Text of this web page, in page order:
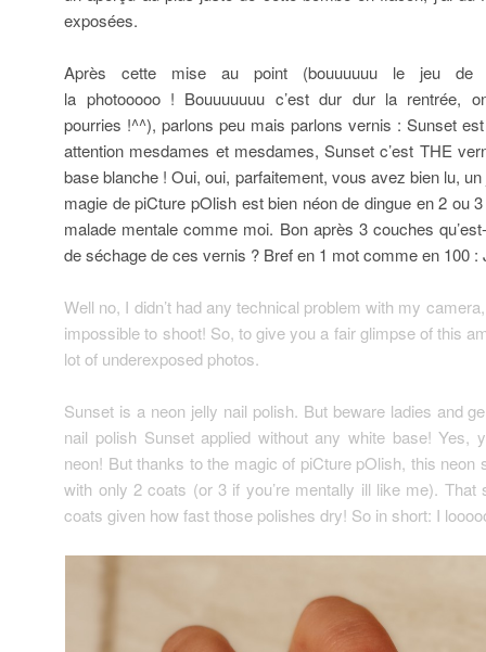
exposées.
Après cette mise au point (bouuuuuu le jeu de
la photooooo ! Bouuuuuuu c’est dur dur la rentrée,
pourries !^^), parlons peu mais parlons vernis : Sunset
attention mesdames et mesdames, Sunset c’est THE
base blanche ! Oui, oui, parfaitement, vous avez bien lu,
magie de piCture pOlish est bien néon de dingue en 2 ou
malade mentale comme moi. Bon après 3 couches
de séchage de ces vernis ? Bref en 1 mot comme en 100 :
Well no, I didn’t had any technical problem with my
impossible to shoot! So, to give you a fair glimpse of this
lot of underexposed photos.
Sunset is a neon jelly nail polish. But beware ladies and
nail polish Sunset applied without any white base! Yes,
neon! But thanks to the magic of piCture pOlish, this neon
with only 2 coats (or 3 if you’re mentally ill like me). That
coats given how fast those polishes dry! So in short: I